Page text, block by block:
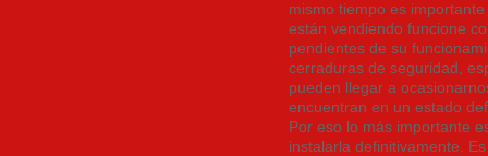
mismo tiempo es
están vendiendo funcione
pendientes de su
cerraduras de seguridad,
pueden llegar a
encuentran en un estado
Por eso lo más importante
instalarla definitivamente.